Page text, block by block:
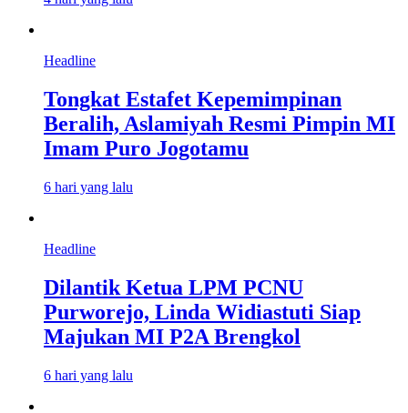
Headline
Tongkat Estafet Kepemimpinan
Beralih, Aslamiyah Resmi Pimpin MI
Imam Puro Jogotamu
6 hari yang lalu
Headline
Dilantik Ketua LPM PCNU
Purworejo, Linda Widiastuti Siap
Majukan MI P2A Brengkol
6 hari yang lalu